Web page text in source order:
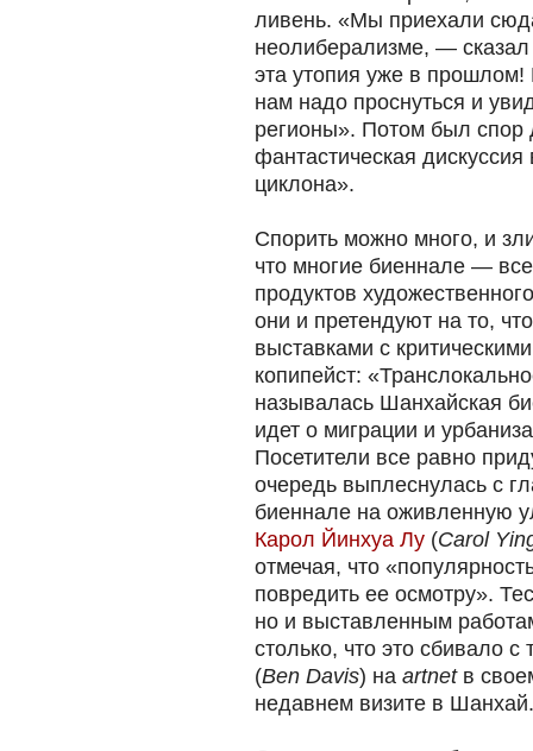
ливень. «Мы приехали
неолиберализме, —
эта утопия уже в
нам надо проснуться и
регионы». Потом был спор
фантастическая
циклона».
Спорить можно много, и
что многие биеннале —
продуктов
они и претендуют на то,
выставками с
копипейст:
называлась Шанхайская
идет о миграции и
Посетители все равно
очередь выплеснулась с
биеннале на оживленную
Карол Йинхуа Лу (Carol
отмечая, что
повредить ее осмотру».
но и выставленным
столько, что это сбивало
(Ben Davis) на artnetв
недавнем визите в Шанхай.